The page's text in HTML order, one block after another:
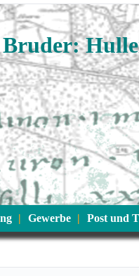
Gewerbe Post und